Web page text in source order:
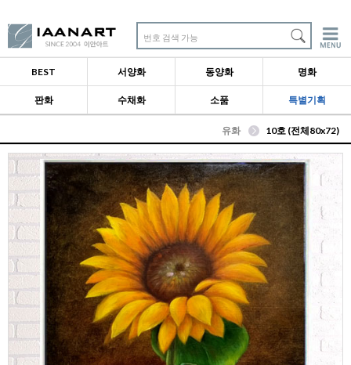
번호 검색 가능
BEST 서양화 동양화 명화
판화 수채화 소품 특별기획
유화 10호 (전체80x72)